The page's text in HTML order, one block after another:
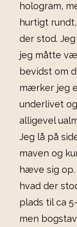
hologram,
hurtigt
der stod.
jeg måtte
bevidst om
mærker jeg
underlivet
alligevel
Jeg lå på
maven og
hæve sig
hvad der
plads til ca
men